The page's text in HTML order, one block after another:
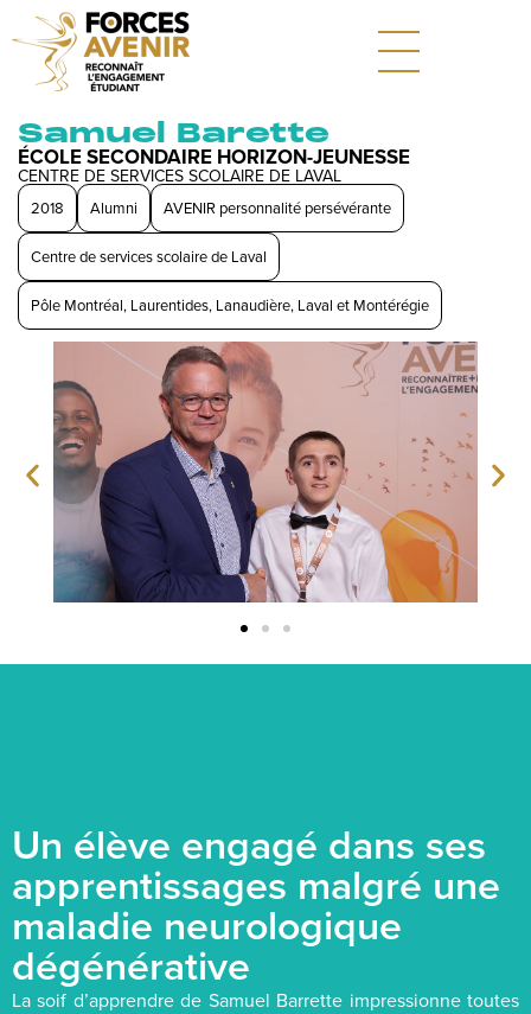
Samuel Barette
ÉCOLE SECONDAIRE HORIZON-JEUNESSE
CENTRE DE SERVICES SCOLAIRE DE LAVAL
2018 Alumni AVENIR personnalité persévérante
Centre de services scolaire de Laval
Pôle Montréal, Laurentides, Lanaudière, Laval et Montérégie
Un élève engagé dans ses
apprentissages malgré une
maladie neurologique
dégénérative
La soif d’apprendre de Samuel Barrette impressionne toutes